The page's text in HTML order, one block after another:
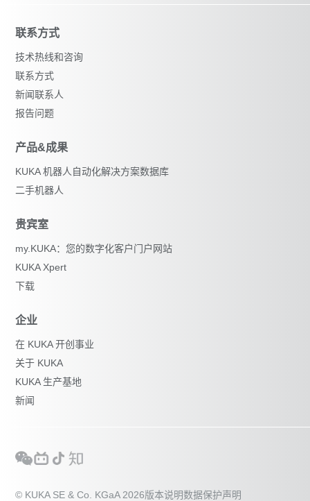
联系方式
技术热线和咨询
联系方式
新闻联系人
报告问题
产品&成果
KUKA 机器人自动化解决方案数据库
二手机器人
贵宾室
my.KUKA：您的数字化客户门户网站
KUKA Xpert
下载
企业
在 KUKA 开创事业
关于 KUKA
KUKA 生产基地
新闻
© KUKA SE & Co. KGaA 2026版本说明数据保护声明